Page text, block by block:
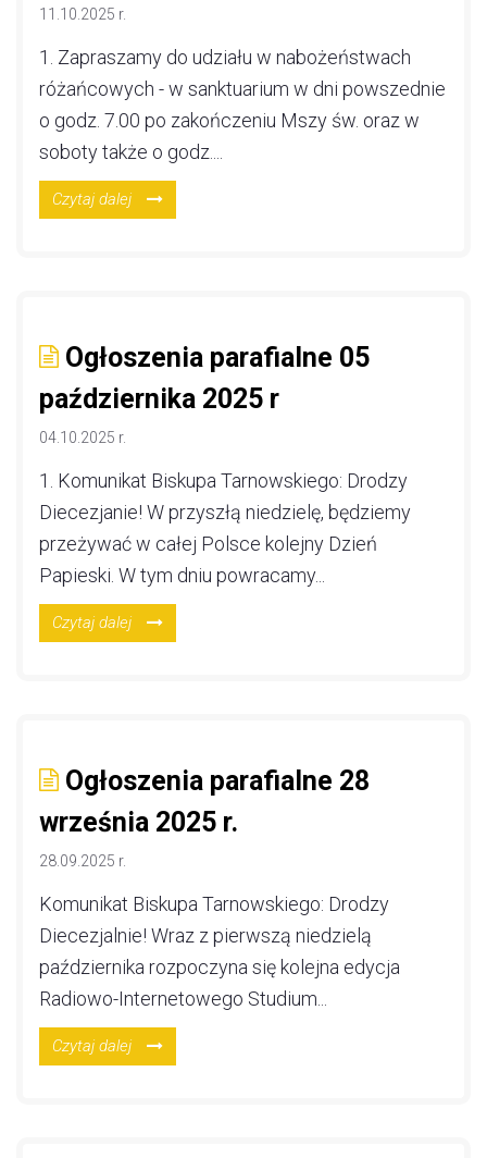
11.10.2025 r.
1. Zapraszamy do udziału w nabożeństwach
różańcowych - w sanktuarium w dni powszednie
o godz. 7.00 po zakończeniu Mszy św. oraz w
soboty także o godz....
Czytaj dalej
Ogłoszenia parafialne 05
października 2025 r
04.10.2025 r.
1. Komunikat Biskupa Tarnowskiego: Drodzy
Diecezjanie! W przyszłą niedzielę, będziemy
przeżywać w całej Polsce kolejny Dzień
Papieski. W tym dniu powracamy...
Czytaj dalej
Ogłoszenia parafialne 28
września 2025 r.
28.09.2025 r.
Komunikat Biskupa Tarnowskiego: Drodzy
Diecezjalnie! Wraz z pierwszą niedzielą
października rozpoczyna się kolejna edycja
Radiowo-Internetowego Studium...
Czytaj dalej